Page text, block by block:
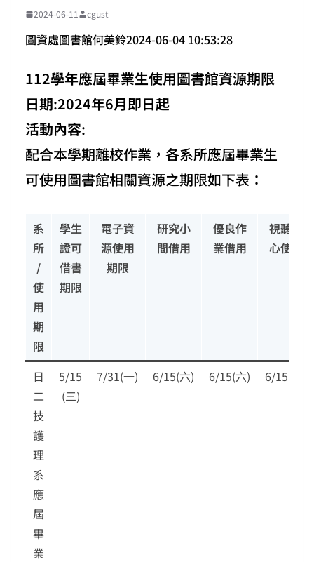
2024-06-11 cgust
圖資處圖書館何美鈴2024-06-04 10:53:28
112學年應屆畢業生使用圖書館資源期限
日期:2024年6月即日起
活動內容:
配合本學期離校作業，各系所應屆畢業生
可使用圖書館相關資源之期限如下表：
系
所
/
使
用
期
限
學生
證可
借書
期限
電子資
源使用
期限
研究小
間借用
優良作
業借用
視聽中
心使用
日
二
技
護
理
系
應
屆
畢
業
5/15
(三)
7/31(一) 6/15(六) 6/15(六) 6/15(六)